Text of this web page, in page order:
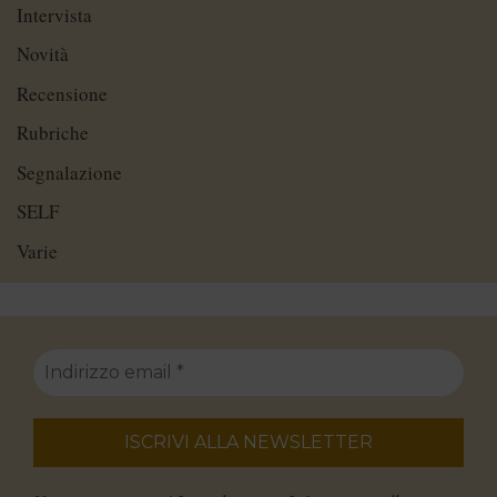
Intervista
Novità
Recensione
Rubriche
Segnalazione
SELF
Varie